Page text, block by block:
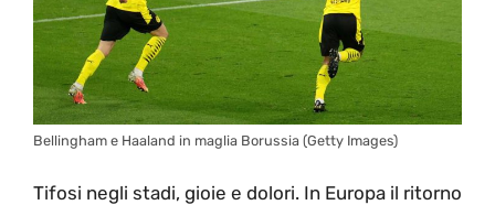
Bellingham e Haaland in maglia Borussia (Getty Images)
Tifosi negli stadi, gioie e dolori. In Europa il ritorno